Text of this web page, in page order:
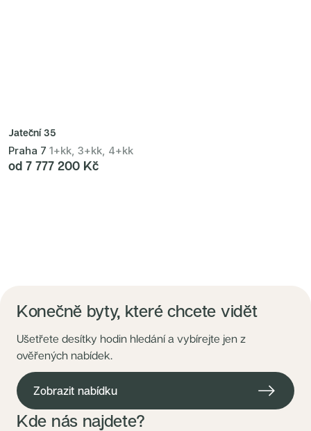
Jateční 35
Praha 7 1+kk, 3+kk, 4+kk
od 7 777 200 Kč
Konečně byty, které chcete vidět
Ušetřete desítky hodin hledání a vybírejte jen z
ověřených nabídek.
Zobrazit nabídku
Kde nás najdete?